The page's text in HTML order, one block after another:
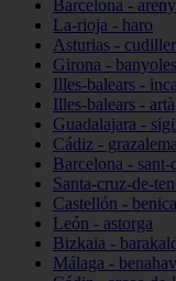
Barcelona -
La-rioja - haro
Asturias -
Girona - banyoles
Illes-balears - inca
Illes-balears - artà
Guadalajara -
Cádiz - grazalema
Barcelona - sant-
Santa-cruz-de-
Castellón -
León - astorga
Bizkaia -
Málaga -